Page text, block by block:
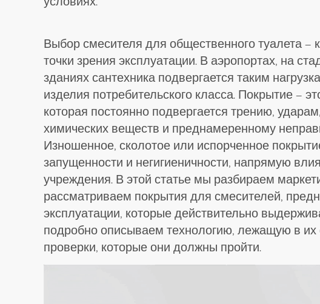
Выбор смесителя для общественного туалета —
точки зрения эксплуатации. В аэропортах, на
зданиях сантехника подвергается таким
изделия потребительского класса. Покрытие —
которая постоянно подвергается трению,
химических веществ и преднамеренному
Изношенное, сколотое или испорченное
запущенности и негигиеничности, напрямую
учреждения. В этой статье мы разбираем
рассматриваем покрытия для смесителей,
эксплуатации, которые действительно
подробно описываем технологию, лежащую в их
проверки, которые они должны пройти.